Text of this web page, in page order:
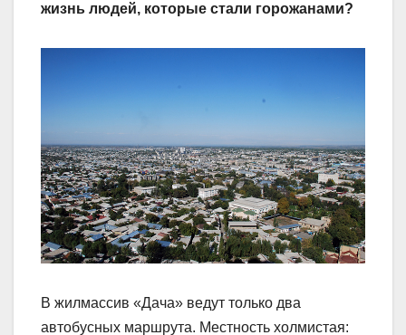
жизнь людей, которые стали горожанами?
В жилмассив «Дача» ведут только два
автобусных маршрута. Местность холмистая: